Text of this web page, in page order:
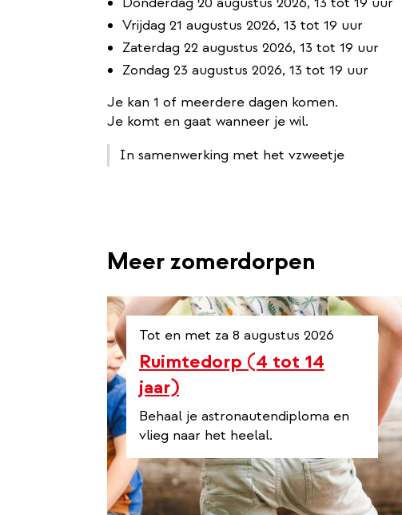
Vrijdag 21 augustus 2026, 13 tot 19 uur
Zaterdag 22 augustus 2026, 13 tot 19 uur
Zondag 23 augustus 2026, 13 tot 19 uur
Je kan 1 of meerdere dagen komen.
Je komt en gaat wanneer je wil.
In samenwerking met het vzweetje
Meer zomerdorpen
Tot en met za 8 augustus 2026
Ruimtedorp (4 tot 14
jaar)
Behaal je astronautendiploma en
vlieg naar het heelal.